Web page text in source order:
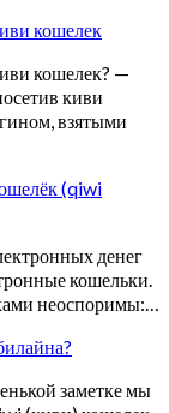
кошелек
кошелек? —
киви
взятыми
(qiwi
денег
кошельки.
неоспоримы:…
заметке мы